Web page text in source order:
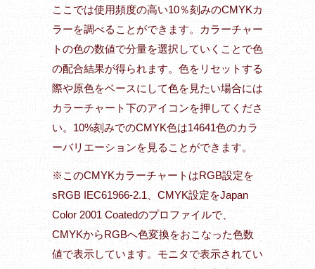
ここでは使用頻度の高い10％刻みのCMYKカ
ラーを調べることができます。カラーチャー
トの色の数値で分量を選択していくことで色
の配合結果が得られます。色をリセットする
際や原色をベースにして色を見たい場合には
カラーチャート下のアイコンを押してくださ
い。10%刻みでのCMYK色は14641色のカラ
ーバリエーションを見ることができます。
※このCMYKカラーチャートはRGB設定を
sRGB IEC61966-2.1、CMYK設定をJapan
Color 2001 Coatedのプロファイルで、
CMYKからRGBへ色変換をおこなった色数
値で表示しています。モニタで表示されてい